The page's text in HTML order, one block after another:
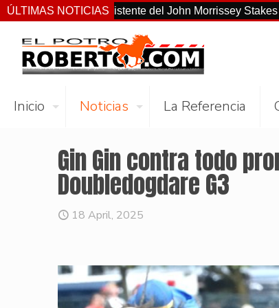
ÚLTIMAS NOTICIAS
el más consistente del John Morrissey Stakes El
Inicio Noticias La Referencia
Gin Gin contra todo
Doubledogdare G3
18 April, 2025